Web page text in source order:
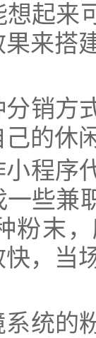
起来
来搭
销方
的休
程序
些兼
粉末
，当
统的